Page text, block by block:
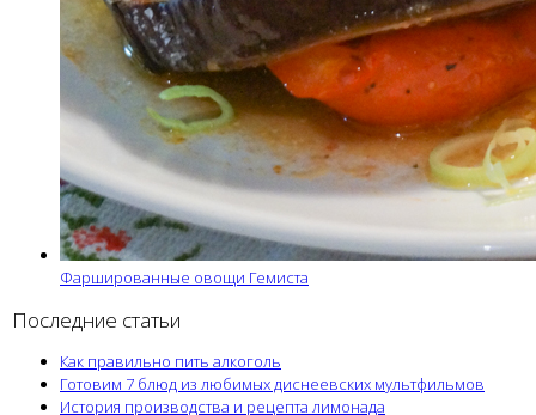
Фаршированные овощи Гемиста
Последние статьи
Как правильно пить алкоголь
Готовим 7 блюд из любимых диснеевских мультфильмов
История производства и рецепта лимонада